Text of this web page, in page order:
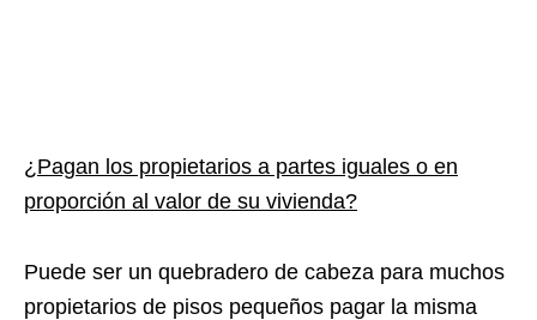
¿Pagan los propietarios a partes iguales o en
proporción al valor de su vivienda?
Puede ser un quebradero de cabeza para muchos
propietarios de pisos pequeños pagar la misma